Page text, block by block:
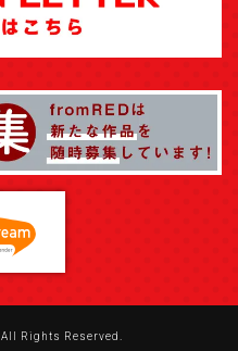
All Rights Reserved.